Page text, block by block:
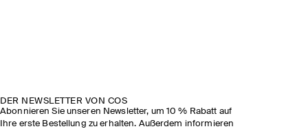
DER NEWSLETTER VON COS
Abonnieren Sie unseren Newsletter, um 10 % Rabatt auf
Ihre erste Bestellung zu erhalten. Außerdem informieren